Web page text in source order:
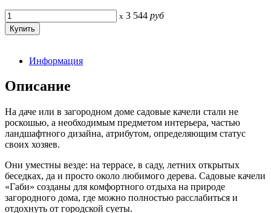
x 3 544 руб
Информация
Описание
На даче или в загородном доме садовые качели стали не
роскошью, а необходимым предметом интерьера, частью
ландшафтного дизайна, атрибутом, определяющим статус
своих хозяев.
Они уместны везде: на террасе, в саду, летних открытых
беседках, да и просто около любимого дерева. Садовые качели
«Габи» созданы для комфортного отдыха на природе
загородного дома, где можно полностью расслабиться и
отдохнуть от городской суеты.